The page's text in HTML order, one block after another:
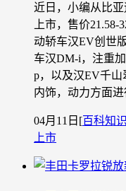
近日，小编从比
上市，售价
动轿车汉EV创世
车汉DM-i，注重
p，以及汉EV千
内饰，动力方面
04月11日 [百科知识
上市